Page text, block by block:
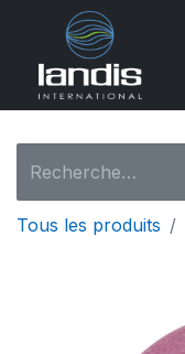
Tous les produits